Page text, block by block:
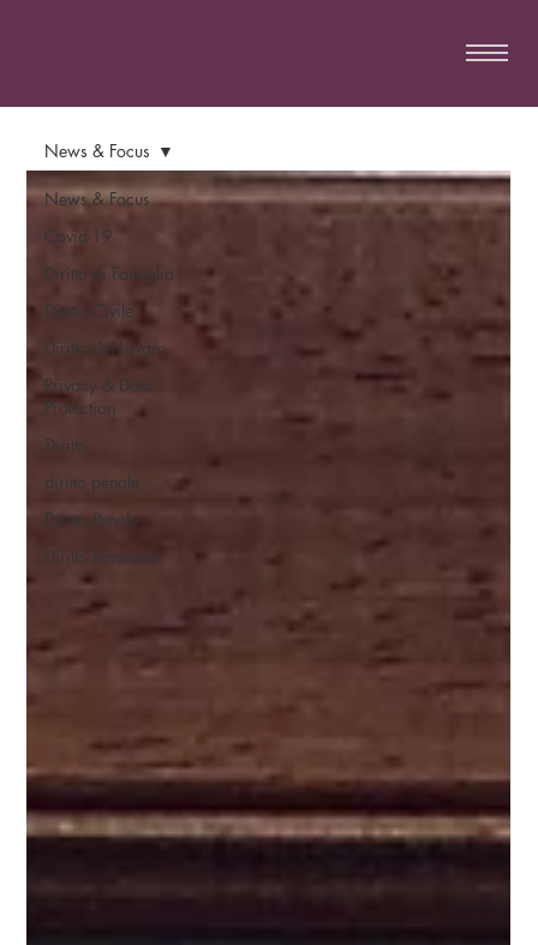
News & Focus
Covid-19
Diritto di Famiglia
Diritto Civile
Diritto del Lavoro
Privacy & Data
Protection
Diritto
diritto penale
Diritto Penale
Diritto Bancario
News & Focus